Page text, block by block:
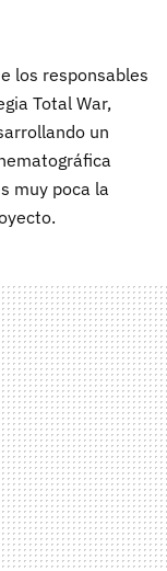
los responsables
Total War,
un
muy poca la